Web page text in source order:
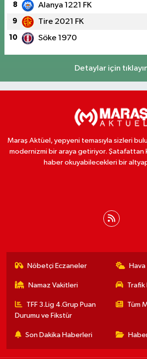
8 Alanya 1221 FK
9 Tire 2021 FK
10 Söke 1970
Detaylar için
Maraş Aktüel, yepyeni temasıyla sizleri
modernizmi bir araya getiriyor. Şatafattan
haber okuyabilecekleri bir
Nöbetçi Eczaneler
Namaz Vakitleri Trafik
TFF 3.Lig 4.Grup Puan
Durumu ve Fikstür
Tüm
Son Dakika Haberleri